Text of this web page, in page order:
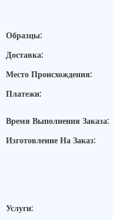
Образцы:
Доставка:
Место Происхождения:
Платежи:
Время Выполнения Заказа:
Изготовление На Заказ:
Услуги: